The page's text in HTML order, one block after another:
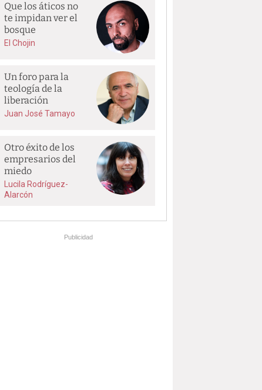
Que los áticos no
te impidan ver el
bosque
El Chojin
Un foro para la
teología de la
liberación
Juan José Tamayo
Otro éxito de los
empresarios del
miedo
Lucila Rodríguez-
Alarcón
Publicidad